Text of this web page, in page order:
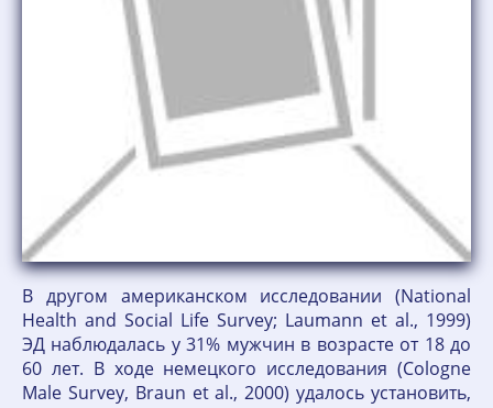
В другом американском исследовании (National
Health and Social Life Survey; Laumann et al., 1999)
ЭД наблюдалась у 31% мужчин в возрасте от 18 до
60 лет. В ходе немецкого исследования (Cologne
Male Survey, Braun et al., 2000) удалось установить,